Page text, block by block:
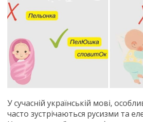
У сучасній українській мові,
часто зустрічаються русизми та